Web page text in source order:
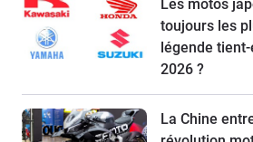
Les motos
toujours les
légende
2026 ?
La Chine